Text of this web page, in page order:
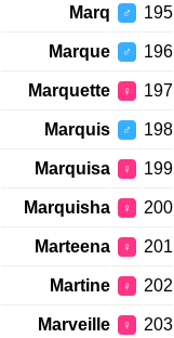
195
♂
Marq
196
♂
Marque
197
♀
Marquette
198
♂
Marquis
199
♀
Marquisa
200
♀
Marquisha
201
♀
Marteena
202
♀
Martine
203
♀
Marveille